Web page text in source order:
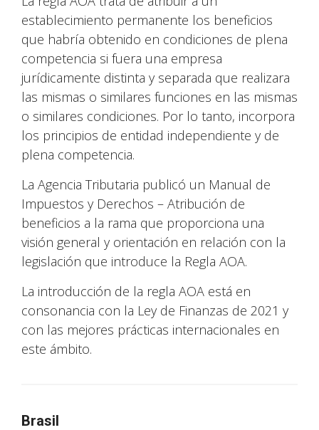
establecimiento permanente los beneficios
que habría obtenido en condiciones de plena
competencia si fuera una empresa
jurídicamente distinta y separada que realizara
las mismas o similares funciones en las mismas
o similares condiciones. Por lo tanto, incorpora
los principios de entidad independiente y de
plena competencia.
La Agencia Tributaria publicó un Manual de
Impuestos y Derechos – Atribución de
beneficios a la rama que proporciona una
visión general y orientación en relación con la
legislación que introduce la Regla AOA.
La introducción de la regla AOA está en
consonancia con la Ley de Finanzas de 2021 y
con las mejores prácticas internacionales en
este ámbito.
Brasil